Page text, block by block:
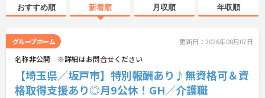
おすすめ順 新着順 月収順 年収順
グループホーム 更新日：2026年08月07日
名称非公開 ※詳細はお問合せください
【埼玉県／坂戸市】特別報酬あり♪無資格可＆資
格取得支援あり◎月9公休！GH／介護職